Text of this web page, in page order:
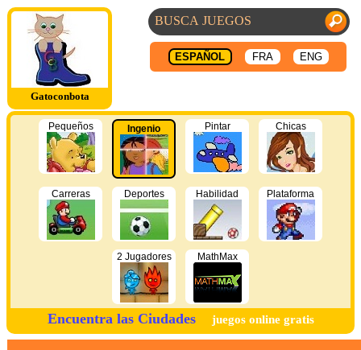
Gatoconbota
ESPAÑOL FRA ENG
Pequeños Ingenio Pintar Chicas
Carreras Deportes Habilidad Plataforma
2 Jugadores MathMax
Encuentra las Ciudades juegos online gratis